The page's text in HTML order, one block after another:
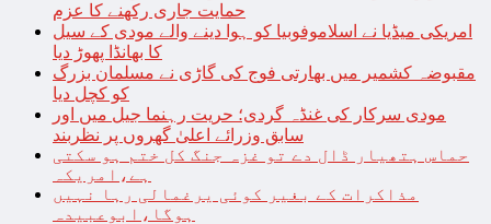
حمایت جاری رکھنے کا عزم
امریکی میڈیا نے اسلاموفوبیا کو ہوا دینے والے مودی کے سیل
کا بھانڈا پھوڑ دیا
مقبوضہ کشمیر میں بھارتی فوج کی گاڑی نے مسلمان بزرگ
کو کچل دیا
مودی سرکار کی غنڈہ گردی؛ حریت رہنما جیل میں اور
سابق وزرائے اعلیٰ گھروں پر نظربند
حماس ہتھیار ڈال دے تو غزہ جنگ کل ختم ہو سکتی
ہے،امریکہ
مذاکرات کے بغیر کوئی یرغمالی رہا نہیں
ہوگا،ابوعبیدہ